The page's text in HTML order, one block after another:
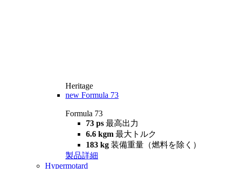
Heritage
new Formula 73
Formula 73
73 ps 最高出力
6.6 kgm 最大トルク
183 kg 装備重量（燃料を除く）
製品詳細
Hypermotard